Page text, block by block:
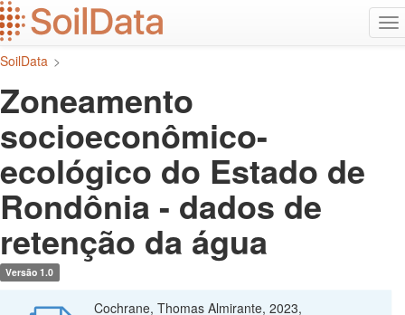
Ir
para
o
conteúdo
SoilData >
Zoneamento
socioeconômico-
ecológico do Estado de
Rondônia - dados de
retenção da água
Versão 1.0
Cochrane, Thomas Almirante, 2023,